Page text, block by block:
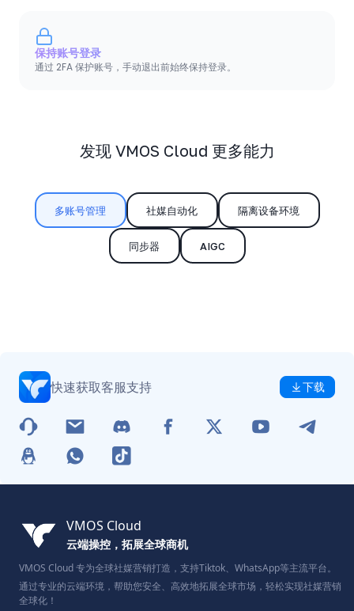
保持账号登录
通过 2FA 保护账号，手动退出前始终保持登录。
发现 VMOS Cloud 更多能力
多账号管理 社媒自动化 隔离设备环境
同步器 AIGC
快速获取客服支持 下载
VMOS Cloud
云端操控，拓展全球商机
VMOS Cloud 专为全球社媒营销打造，支持Tiktok、WhatsApp等主流平台。
通过专业的云端环境，帮助您安全、高效地拓展全球市场，轻松实现社媒营销
全球化！